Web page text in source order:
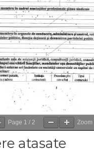
Page 1 / 2 Zoom
atasate